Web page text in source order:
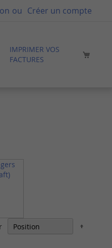
Créer un compte
IMPRIMER VOS
FACTURES